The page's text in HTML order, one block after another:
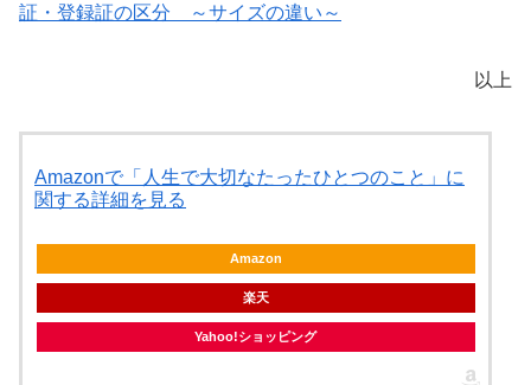
証・登録証の区分 ～サイズの違い～
以上
Amazonで「人生で大切なたったひとつのこと」に
関する詳細を見る
Amazon
楽天
Yahoo!ショッピング